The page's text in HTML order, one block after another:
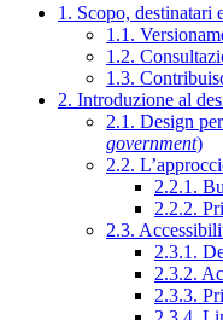
1. Scopo, destinatari
1.1.
1.2.
1.3.
2. Introduzione al
2.1. Design
government)
2.2.
2.2.1.
2.2.2.
2.3.
2.3.1.
2.3.2.
2.3.3.